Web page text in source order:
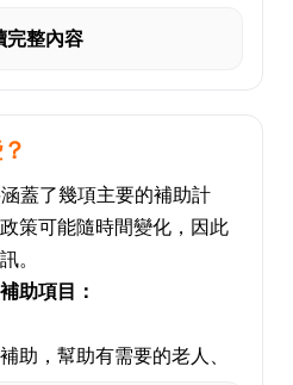
白天接受照顧和活動的服
床等輔助器具的補助。
完整內容
蓋了幾項主要的補助計
策可能隨時間變化，因此
。
助項目：
助，幫助有需要的老人、